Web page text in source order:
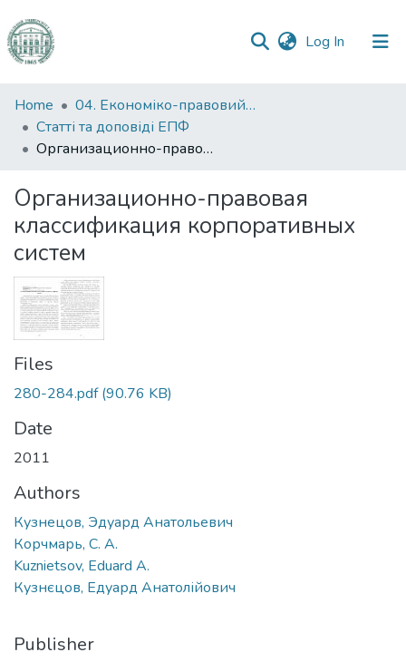
Log In (current)
Communities
&
Collections
Statistics
Home
04. Економіко-правовий факультет
Статті та доповіді ЕПФ
Организационно-правовая классификация корпоративных систем
Организационно-правовая
классификация корпоративных
систем
Files
280-284.pdf(90.76 KB)
Date
2011
Authors
Кузнецов, Эдуард Анатольевич
Корчмарь, С. А.
Kuznietsov, Eduard A.
Кузнєцов, Едуард Анатолійович
Publisher